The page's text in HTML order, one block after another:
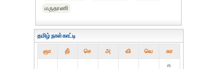
மருதாணி
தமிழ் நாள்காட்டி
ஞா தி் செ அ வி வெ கா
௧